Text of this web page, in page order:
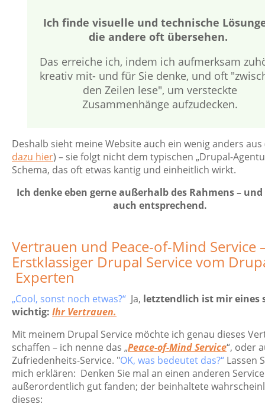
Ich finde visuelle und technische
die andere oft übersehen.
Das erreiche ich, indem ich aufmerksam
kreativ mit- und für Sie denke, und oft
den Zeilen lese", um versteckte
Zusammenhänge aufzudecken.
Deshalb sieht meine Website auch ein wenig anders aus
dazu hier) – sie folgt nicht dem typischen „Drupal-
Schema, das oft etwas kantig und einheitlich wirkt.
Ich denke eben gerne außerhalb des Rahmens –
auch entsprechend.
Vertrauen und Peace-of-Mind
Erstklassiger Drupal Service vom
Experten
„Cool, sonst noch etwas?“ Ja, letztendlich ist mir eines
wichtig: Ihr Vertrauen.
Mit meinem Drupal Service möchte ich genau dieses
schaffen – ich nenne das „Peace-of-Mind Service“, oder
Zufriedenheits-Service. "OK, was bedeutet das?“ Lassen
mich erklären: Denken Sie mal an einen anderen
außerordentlich gut fanden; der beinhaltete
dieses: